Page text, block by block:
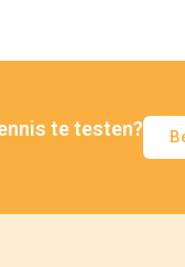
te testen?